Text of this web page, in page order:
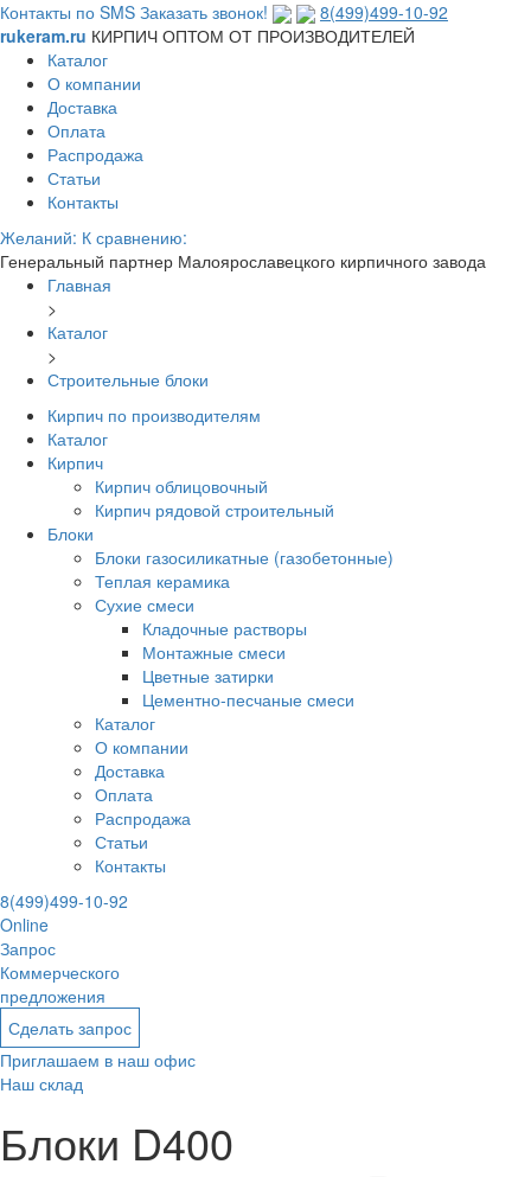
Контакты по SMS Заказать звонок!
8(499)499-10-92
rukeram.ru КИРПИЧ ОПТОМ ОТ ПРОИЗВОДИТЕЛЕЙ
Каталог
О компании
Доставка
Оплата
Распродажа
Статьи
Контакты
Желаний: К сравнению:
Генеральный партнер Малоярославецкого кирпичного завода
Главная
>
Каталог
>
Строительные блоки
Кирпич по производителям
Каталог
Кирпич
Кирпич облицовочный
Кирпич рядовой строительный
Блоки
Блоки газосиликатные (газобетонные)
Теплая керамика
Сухие смеси
Кладочные растворы
Монтажные смеси
Цветные затирки
Цементно-песчаные смеси
Каталог
О компании
Доставка
Оплата
Распродажа
Статьи
Контакты
8(499)499-10-92
Online
Запрос
Коммерческого
предложения
Сделать запрос
Приглашаем в наш офис
Наш склад
Блоки D400